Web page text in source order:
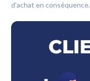
d’achat en conséquence.